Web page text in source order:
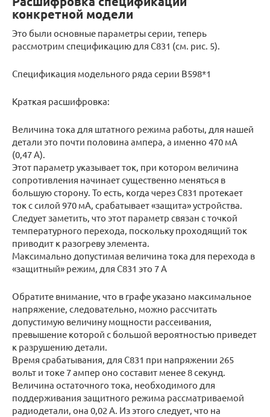
конкретной модели
Это были основные параметры серии, теперь
рассмотрим спецификацию для С831 (см. рис. 5).
Спецификация модельного ряда серии B598*1
Краткая расшифровка:
Величина тока для штатного режима работы, для нашей
детали это почти половина ампера, а именно 470 мА
(0,47 А).
Этот параметр указывает ток, при котором величина
сопротивления начинает существенно меняться в
большую сторону. То есть, когда через С831 протекает
ток с силой 970 мА, срабатывает «защита» устройства.
Следует заметить, что этот параметр связан с точкой
температурного перехода, поскольку проходящий ток
приводит к разогреву элемента.
Максимально допустимая величина тока для перехода в
«защитный» режим, для С831 это 7 А
Обратите внимание, что в графе указано максимальное
напряжение, следовательно, можно рассчитать
допустимую величину мощности рассеивания,
превышение которой с большой вероятностью приведет
к разрушению детали.
Время срабатывания, для С831 при напряжении 265
вольт и токе 7 ампер оно составит менее 8 секунд.
Величина остаточного тока, необходимого для
поддерживания защитного режима рассматриваемой
радиодетали, она 0,02 А. Из этого следует, что на